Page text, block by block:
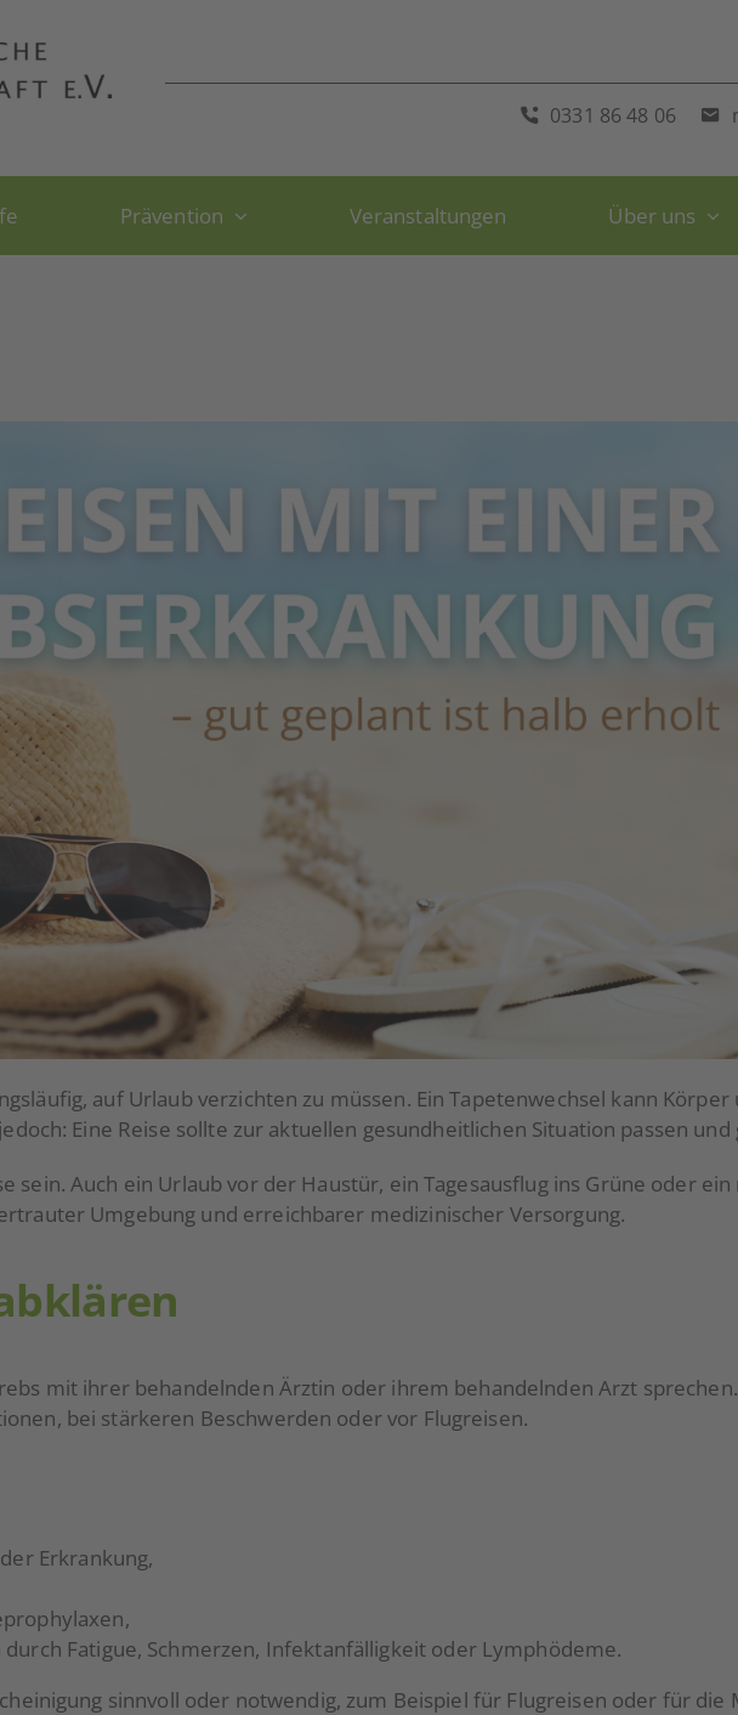
0331 86 48 06
Prävention Veranstaltungen Über uns
auf Urlaub verzichten zu müssen. Ein Tapetenwechsel kann
Eine Reise sollte zur aktuellen gesundheitlichen Situation passen
sein. Auch ein Urlaub vor der Haustür, ein Tagesausflug ins Grüne oder
Umgebung und erreichbarer medizinischer Versorgung.
mit ihrer behandelnden Ärztin oder ihrem behandelnden Arzt
bei stärkeren Beschwerden oder vor Flugreisen.
Erkrankung,
Fatigue, Schmerzen, Infektanfälligkeit oder Lymphödeme.
sinnvoll oder notwendig, zum Beispiel für Flugreisen oder für